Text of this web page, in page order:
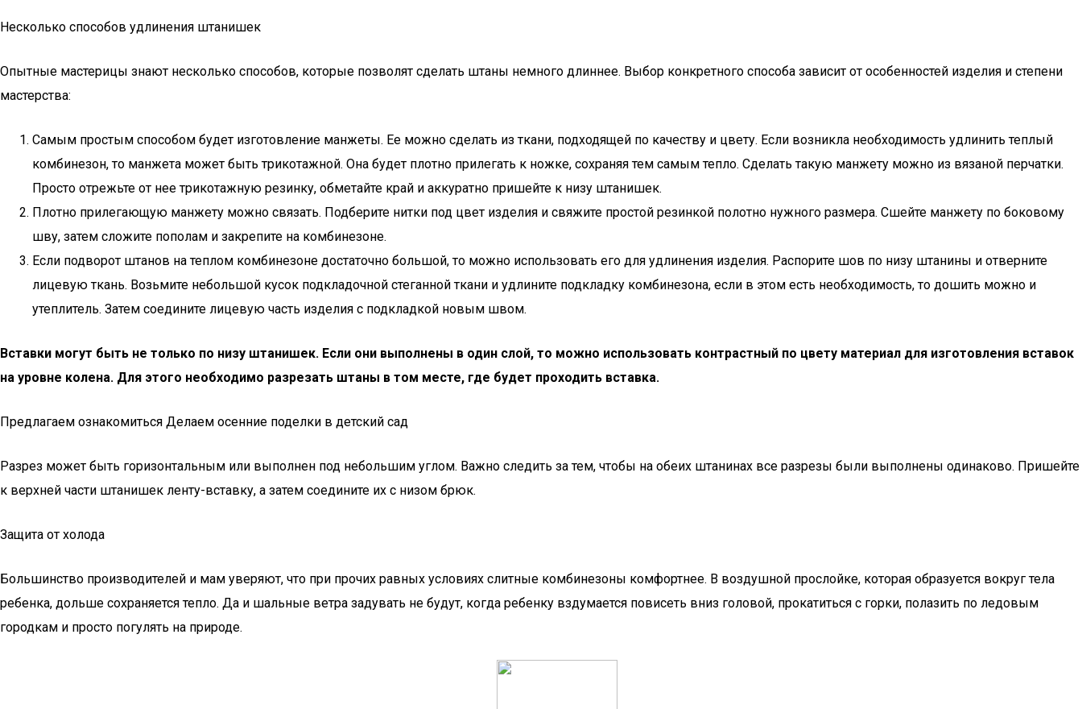
Несколько способов удлинения штанишек
Опытные мастерицы знают несколько способов, которые позволят сделать штаны немного длиннее. Выбор конкретного способа зависит от особенностей изделия и степени
мастерства:
Самым простым способом будет изготовление манжеты. Ее можно сделать из ткани, подходящей по качеству и цвету. Если возникла необходимость удлинить теплый
комбинезон, то манжета может быть трикотажной. Она будет плотно прилегать к ножке, сохраняя тем самым тепло. Сделать такую манжету можно из вязаной перчатки.
Просто отрежьте от нее трикотажную резинку, обметайте край и аккуратно пришейте к низу штанишек.
Плотно прилегающую манжету можно связать. Подберите нитки под цвет изделия и свяжите простой резинкой полотно нужного размера. Сшейте манжету по боковому
шву, затем сложите пополам и закрепите на комбинезоне.
Если подворот штанов на теплом комбинезоне достаточно большой, то можно использовать его для удлинения изделия. Распорите шов по низу штанины и отверните
лицевую ткань. Возьмите небольшой кусок подкладочной стеганной ткани и удлините подкладку комбинезона, если в этом есть необходимость, то дошить можно и
утеплитель. Затем соедините лицевую часть изделия с подкладкой новым швом.
Вставки могут быть не только по низу штанишек. Если они выполнены в один слой, то можно использовать контрастный по цвету материал для изготовления вставок
на уровне колена. Для этого необходимо разрезать штаны в том месте, где будет проходить вставка.
Предлагаем ознакомиться Делаем осенние поделки в детский сад
Разрез может быть горизонтальным или выполнен под небольшим углом. Важно следить за тем, чтобы на обеих штанинах все разрезы были выполнены одинаково. Пришейте
к верхней части штанишек ленту-вставку, а затем соедините их с низом брюк.
Защита от холода
Большинство производителей и мам уверяют, что при прочих равных условиях слитные комбинезоны комфортнее. В воздушной прослойке, которая образуется вокруг тела
ребенка, дольше сохраняется тепло. Да и шальные ветра задувать не будут, когда ребенку вздумается повисеть вниз головой, прокатиться с горки, полазить по ледовым
городкам и просто погулять на природе.